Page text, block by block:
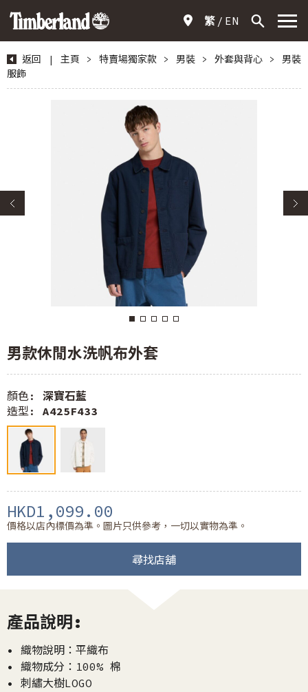
繁 EN
返回 | 主頁 > 特賣場獨家款 > 男裝 > 外套與背心 >
男裝
服飾
男款休閒水洗帆布外套
顏色: 深寶石藍
造型: A425F433
HKD1,099.00
價格以店內標價為準。圖片只供參考，一切以實物為準。
尋找店舖
產品說明:
• 織物說明：平織布
• 織物成分：100% 棉
• 刺繡大樹LOGO